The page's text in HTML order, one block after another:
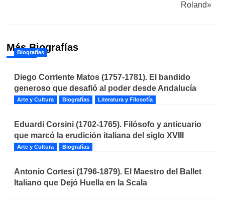
Roland»
Más Biografías
Biografías
Diego Corriente Matos (1757-1781). El bandido
generoso que desafió al poder desde Andalucía
Arte y Cultura Biografías Literatura y Filosofía
Eduardi Corsini (1702-1765). Filósofo y anticuario
que marcó la erudición italiana del siglo XVIII
Arte y Cultura Biografías
Antonio Cortesi (1796-1879). El Maestro del Ballet
Italiano que Dejó Huella en la Scala